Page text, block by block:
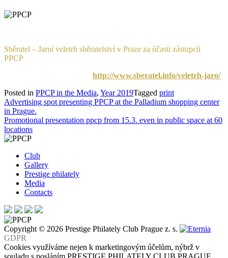
Sběratel – Jarní veletrh sběratelství v Praze za účasti zástupců
PPCP
http://www.sberatel.info/veletrh-jaro/
Posted in PPCP in the Media, Year 2019Tagged print
Post
navigation
Advertising spot presenting PPCP at the Palladium shopping center
in Prague.
Promotional presentation ppcp from 15.3. even in public space at 60
locations
Club
Gallery
Prestige philately
Media
Contacts
Copyright © 2026 Prestige Philately Club Prague z. s.
GDPR
Cookies využíváme nejen k marketingovým účelům, nýbrž v
souladu s posláním PRESTIGE PHILATELY CLUB PRAGUE